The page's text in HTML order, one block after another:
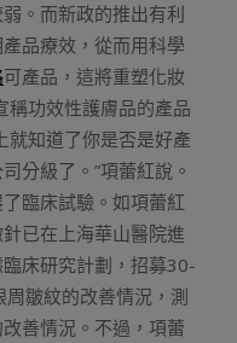
。而新政的推出有利
品療效，從而用科學
可產品，這將重塑化妝
稱功效性護膚品的產品
就知道了你是否是好產
分級了。”項蕾紅說。
臨床試驗。如項蕾紅
已在上海華山醫院進
床研究計劃，招募30-
皺紋的改善情況，測
善情況。不過，項蕾